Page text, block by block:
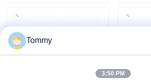
Nachrichten
Fälle
Tommy
3:50 PM